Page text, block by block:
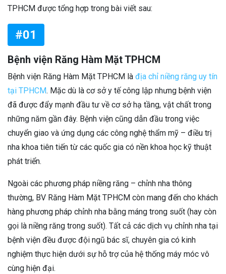
TPHCM được tổng hợp trong bài viết sau:
#01
Bệnh viện Răng Hàm Mặt TPHCM
Bệnh viện Răng Hàm Mặt TPHCM là địa chỉ niềng răng uy tín
tại TPHCM. Mặc dù là cơ sở y tế công lập nhưng bệnh viện
đã được đẩy mạnh đầu tư về cơ sở hạ tầng, vật chất trong
những năm gần đây. Bệnh viện cũng dẫn đầu trong việc
chuyển giao và ứng dụng các công nghệ thẩm mỹ – điều trị
nha khoa tiên tiến từ các quốc gia có nền khoa học kỹ thuật
phát triển.
Ngoài các phương pháp niềng răng – chỉnh nha thông
thường, BV Răng Hàm Mặt TPHCM còn mang đến cho khách
hàng phương pháp chỉnh nha bằng máng trong suốt (hay còn
gọi là niềng răng trong suốt). Tất cả các dịch vụ chỉnh nha tại
bệnh viện đều được đội ngũ bác sĩ, chuyên gia có kinh
nghiệm thực hiện dưới sự hỗ trợ của hệ thống máy móc vô
cùng hiện đại.